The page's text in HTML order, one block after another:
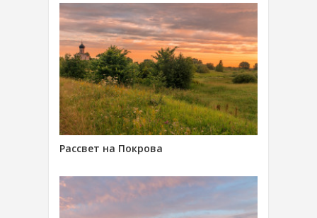
Рассвет на Покрова